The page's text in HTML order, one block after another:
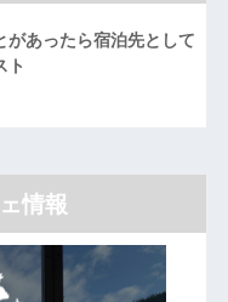
があったら宿泊先として
ト
情報